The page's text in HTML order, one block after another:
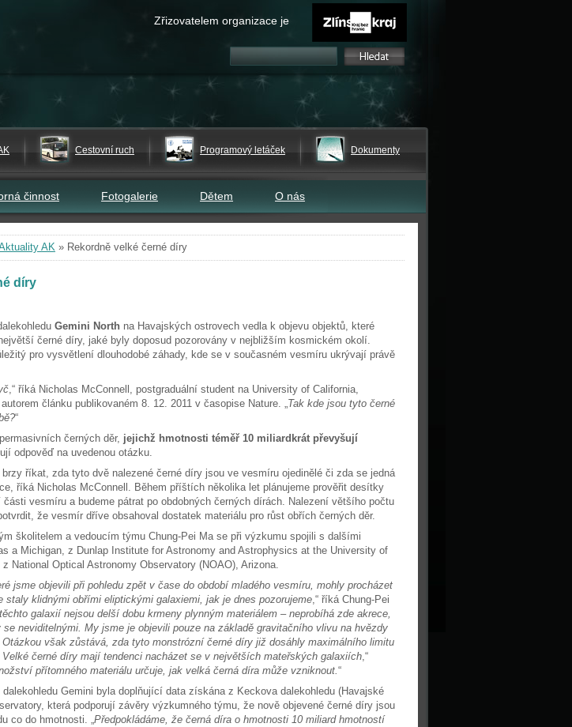
Zřizovatelem organizace je
Cestovní ruch Programový letáček Dokumenty
činnost Fotogalerie Dětem O nás
AK » Rekordně velké černé díry
díry
Gemini North na Havajských ostrovech vedla k objevu objektů, které
černé díry, jaké byly doposud pozorovány v nejbližším kosmickém okolí.
pro vysvětlení dlouhodobé záhady, kde se v současném vesmíru ukrývají právě
,“ říká Nicholas McConnell, postgraduální student na University of California,
článku publikovaném 8. 12. 2011 v časopise Nature. „Tak kde jsou tyto černé
“
černých děr, jejichž hmotnosti téměř 10 miliardkrát převyšují
odpověď na uvedenou otázku.
říkat, zda tyto dvě nalezené černé díry jsou ve vesmíru ojedinělé či zda se jedná
říká Nicholas McConnell. Během příštích několika let plánujeme prověřit desítky
vesmíru a budeme pátrat po obdobných černých dírách. Nalezení většího počtu
že vesmír dříve obsahoval dostatek materiálu pro růst obřích černých děr.
školitelem a vedoucím týmu Chung-Pei Ma se při výzkumu spojili s dalšími
a Michigan, z Dunlap Institute for Astronomy and Astrophysics at the University of
National Optical Astronomy Observatory (NOAO), Arizona.
jsme objevili při pohledu zpět v čase do období mladého vesmíru, mohly procházet
staly klidnými obřími eliptickými galaxiemi, jak je dnes pozorujeme,“ říká Chung-Pei
galaxií nejsou delší dobu krmeny plynným materiálem – neprobíhá zde akrece,
neviditelnými. My jsme je objevili pouze na základě gravitačního vlivu na hvězdy
však zůstává, zda tyto monstrózní černé díry již dosáhly maximálního limitu
černé díry mají tendenci nacházet se v největších mateřských galaxiích,“
přítomného materiálu určuje, jak velká černá díra může vzniknout.“
Gemini byla doplňující data získána z Keckova dalekohledu (Havajské
která podporují závěry výzkumného týmu, že nově objevené černé díry jsou
co do hmotnosti. „Předpokládáme, že černá díra o hmotnosti 10 miliard hmotností